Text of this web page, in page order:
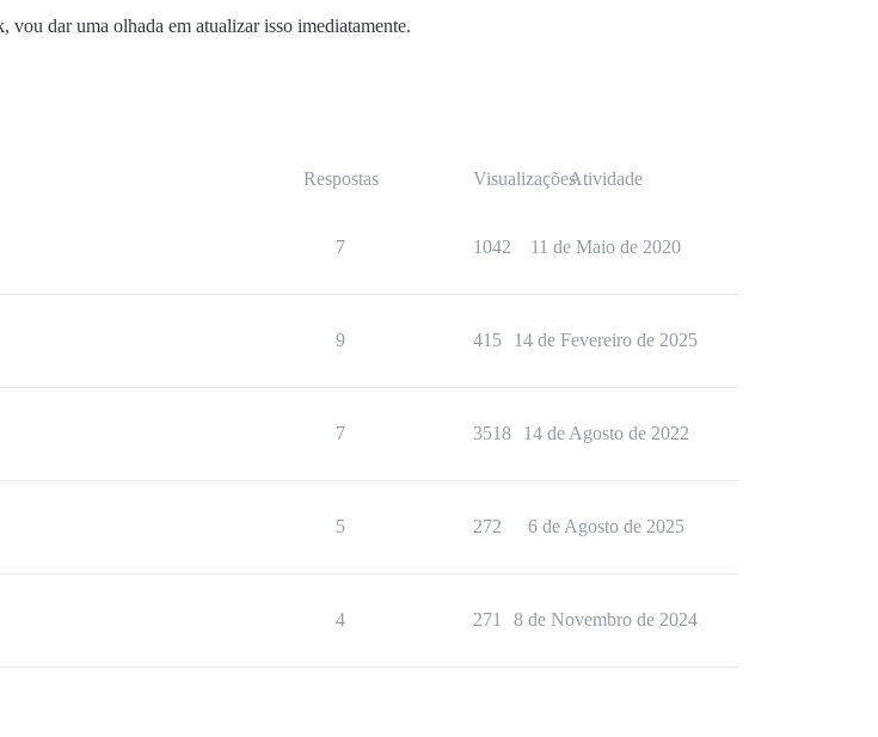
dar uma olhada em atualizar isso imediatamente.
Respostas VisualizaçõesAtividade
7 1042 11 de Maio de 2020
9 415 14 de Fevereiro de 2025
7 3518 14 de Agosto de 2022
5 272 6 de Agosto de 2025
4 271 8 de Novembro de 2024